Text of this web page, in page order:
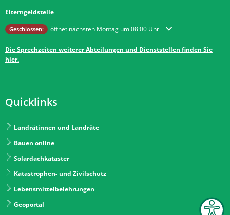
Elterngeldstelle
Klicken, um weitere Öffnungs- oder Schließzeiten auszublenden
Geschlossen: öffnet nächsten Montag um 08:00 Uhr
Die Sprechzeiten weiterer Abteilungen und Dienststellen finden Sie
hier.
Quicklinks
Landrätinnen und Landräte
Bauen online
Solardachkataster
Katastrophen- und Zivilschutz
Lebensmittelbelehrungen
Geoportal